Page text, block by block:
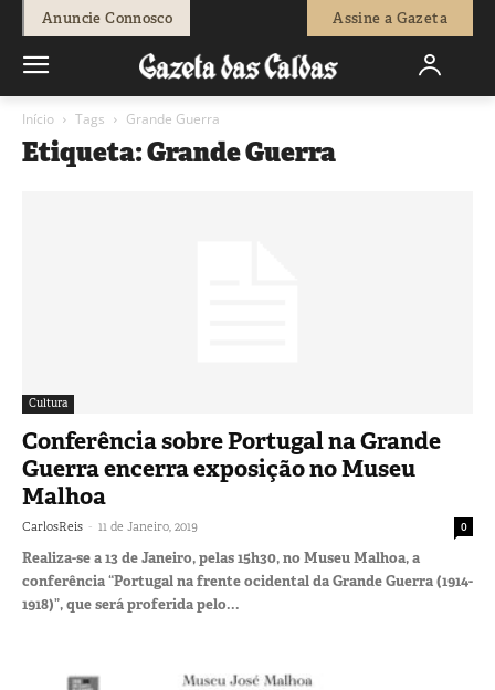
Anuncie Connosco Assine a Gazeta
Início Tags Grande Guerra
Etiqueta: Grande Guerra
Cultura
Conferência sobre Portugal na Grande
Guerra encerra exposição no Museu
Malhoa
CarlosReis - 11 de Janeiro, 2019 0
Realiza-se a 13 de Janeiro, pelas 15h30, no Museu Malhoa, a
conferência “Portugal na frente ocidental da Grande Guerra (1914-
1918)”, que será proferida pelo...